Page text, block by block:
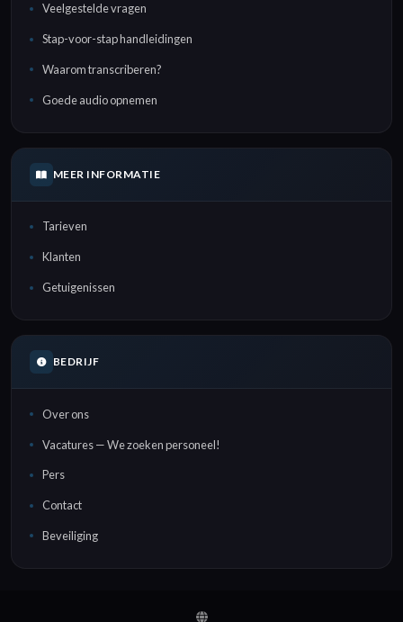
Veelgestelde vragen
Stap-voor-stap handleidingen
Waarom transcriberen?
Goede audio opnemen
MEER INFORMATIE
Tarieven
Klanten
Getuigenissen
BEDRIJF
Over ons
Vacatures — We zoeken personeel!
Pers
Contact
Beveiliging